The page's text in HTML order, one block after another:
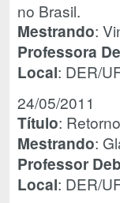
no Brasil.
Mestrando:
Professora
Local: DER/
24/05/2011
Título:
Mestrando:
Professor
Local: DER/